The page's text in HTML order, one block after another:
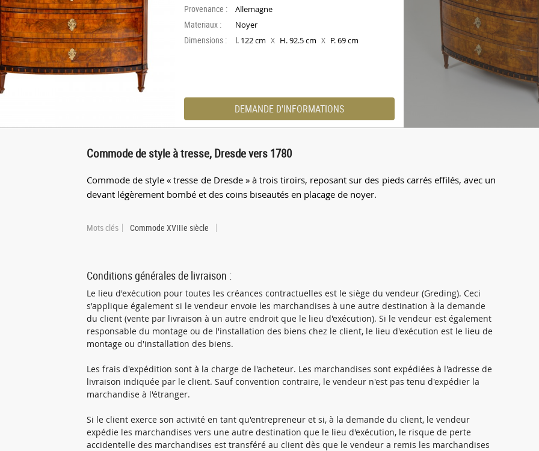
Provenance : Allemagne
Materiaux : Noyer
Dimensions : l. 122 cm X H. 92.5 cm X P. 69 cm
DEMANDE D'INFORMATIONS
Commode de style à tresse, Dresde vers 1780
Commode de style « tresse de Dresde » à trois tiroirs, reposant sur des pieds carrés effilés, avec un
devant légèrement bombé et des coins biseautés en placage de noyer.
Mots clés Commode XVIIIe siècle
Conditions générales de livraison :
Le lieu d'exécution pour toutes les créances contractuelles est le siège du vendeur (Greding). Ceci
s'applique également si le vendeur envoie les marchandises à une autre destination à la demande
du client (vente par livraison à un autre endroit que le lieu d'exécution). Si le vendeur est également
responsable du montage ou de l'installation des biens chez le client, le lieu d'exécution est le lieu de
montage ou d'installation des biens.
Les frais d'expédition sont à la charge de l'acheteur. Les marchandises sont expédiées à l'adresse de
livraison indiquée par le client. Sauf convention contraire, le vendeur n'est pas tenu d'expédier la
marchandise à l'étranger.
Si le client exerce son activité en tant qu'entrepreneur et si, à la demande du client, le vendeur
expédie les marchandises vers une autre destination que le lieu d'exécution, le risque de perte
accidentelle des marchandises est transféré au client dès que le vendeur a remis les marchandises